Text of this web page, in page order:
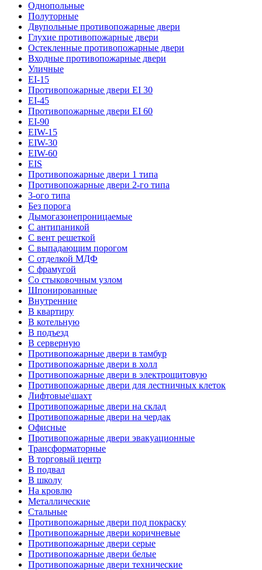
Однопольные
Полуторные
Двупольные противопожарные двери
Глухие противопожарные двери
Остекленные противопожарные двери
Входные противопожарные двери
Уличные
EI-15
Противопожарные двери EI 30
EI-45
Противопожарные двери EI 60
EI-90
EIW-15
EIW-30
EIW-60
EIS
Противопожарные двери 1 типа
Противопожарные двери 2-го типа
3-ого типа
Без порога
Дымогазонепроницаемые
С антипаникой
С вент решеткой
С выпадающим порогом
С отделкой МДФ
С фрамугой
Со стыковочным узлом
Шпонированные
Внутренние
В квартиру
В котельную
В подъезд
В серверную
Противопожарные двери в тамбур
Противопожарные двери в холл
Противопожарные двери в электрощитовую
Противопожарные двери для лестничных клеток
Лифтовые\шахт
Противопожарные двери на склад
Противопожарные двери на чердак
Офисные
Противопожарные двери эвакуационные
Трансформаторные
В торговый центр
В подвал
В школу
На кровлю
Металлические
Стальные
Противопожарные двери под покраску
Противопожарные двери коричневые
Противопожарные двери серые
Противопожарные двери белые
Противопожарные двери технические